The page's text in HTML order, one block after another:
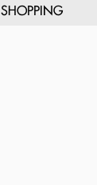
SHOPPING